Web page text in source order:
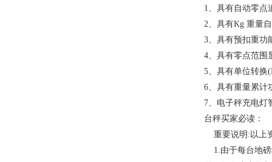
1、具有自动零点
2、具有Kg 重量
3、具有预扣重功
4、具有零点范围
5、具有单位转换
6、具有重量累计
7、电子秤充电灯
台秤买家必读：
重要说明:以上
1.由于每台地磅